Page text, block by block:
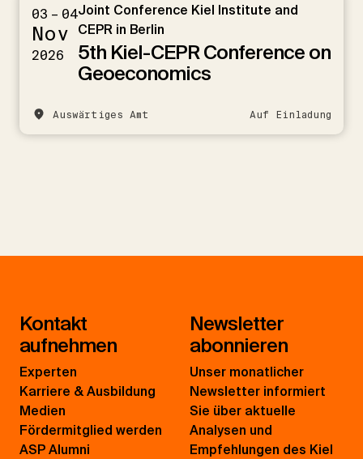
03 – 04
Nov
2026
Joint Conference Kiel Institute and
CEPR in Berlin
5th Kiel-CEPR Conference on
Geoeconomics
Auswärtiges Amt Auf Einladung
Kontakt
aufnehmen
Experten
Karriere & Ausbildung
Medien
Fördermitglied werden
ASP Alumni
Newsletter
abonnieren
Unser monatlicher
Newsletter informiert
Sie über aktuelle
Analysen und
Empfehlungen des Kiel